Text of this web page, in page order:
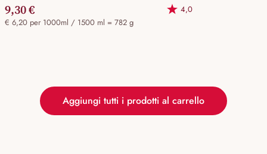
9,30 €
4,0
€ 6,20 per 1000ml / 1500 ml = 782 g
Aggiungi tutti i prodotti al carrello